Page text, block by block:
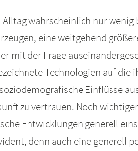
wahrscheinlich nur wenig
eine weitgehend
mit der Frage
Technologien auf die
Einflüsse
zu vertrauen. Noch
Entwicklungen generell
denn auch eine generell